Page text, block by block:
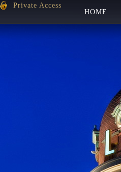
Private Access
HOME